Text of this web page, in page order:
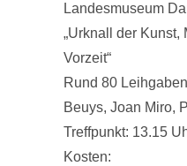
Landesmuseum
„Urknall der Kunst,
Vorzeit“
Rund 80
Beuys, Joan Miro,
Treffpunkt: 13.15
Kosten: